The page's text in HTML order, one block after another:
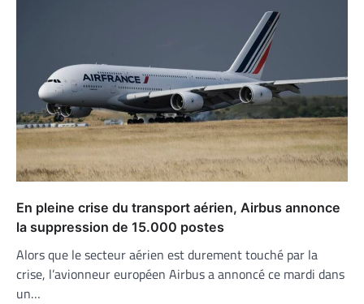
En pleine crise du transport aérien, Airbus annonce
la suppression de 15.000 postes
Alors que le secteur aérien est durement touché par la
crise, l’avionneur européen Airbus a annoncé ce mardi dans
un…